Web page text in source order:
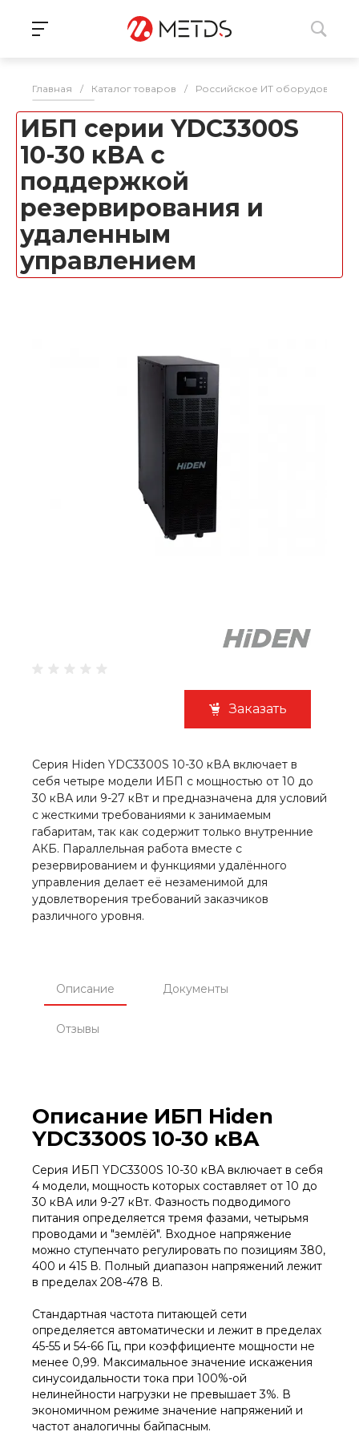
Главная / Каталог товаров / Российское ИТ оборудование
ИБП серии YDC3300S
10-30 кВА с
поддержкой
резервирования и
удаленным
управлением
Заказать
Серия Hiden YDC3300S 10-30 кВА включает в
себя четыре модели ИБП с мощностью от 10 до
30 кВА или 9-27 кВт и предназначена для условий
с жесткими требованиями к занимаемым
габаритам, так как содержит только внутренние
АКБ. Параллельная работа вместе с
резервированием и функциями удалённого
управления делает её незаменимой для
удовлетворения требований заказчиков
различного уровня.
Описание Документы
Отзывы
Описание ИБП Hiden
YDC3300S 10-30 кВА
Серия ИБП YDC3300S 10-30 кВА включает в себя
4 модели, мощность которых составляет от 10 до
30 кВА или 9-27 кВт. Фазность подводимого
питания определяется тремя фазами, четырьмя
проводами и "землёй". Входное напряжение
можно ступенчато регулировать по позициям 380,
400 и 415 В. Полный диапазон напряжений лежит
в пределах 208-478 В.
Стандартная частота питающей сети
определяется автоматически и лежит в пределах
45-55 и 54-66 Гц, при коэффициенте мощности не
менее 0,99. Максимальное значение искажения
синусоидальности тока при 100%-ой
нелинейности нагрузки не превышает 3%. В
экономичном режиме значение напряжений и
частот аналогичны байпасным.